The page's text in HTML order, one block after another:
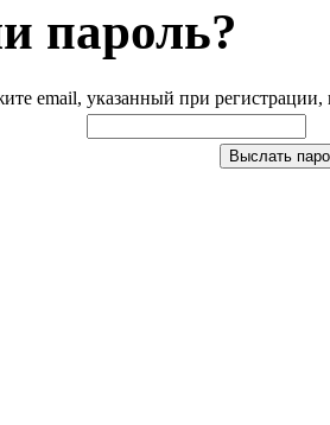
пароль?
email, указанный при